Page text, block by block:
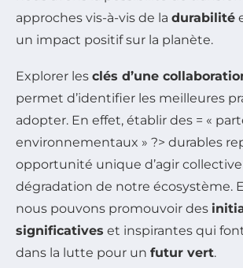
approches vis-à-vis de la durabilité
un impact positif sur la planète.
Explorer les clés d’une
permet d’identifier les meilleures
adopter. En effet, établir des = «
environnementaux » ?> durables
opportunité unique d’agir
dégradation de notre écosystème.
nous pouvons promouvoir des
significatives et inspirantes qui
dans la lutte pour un futur vert.